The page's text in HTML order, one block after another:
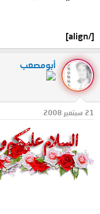
[/align]
أبومصعب
21 سبتمبر 2008